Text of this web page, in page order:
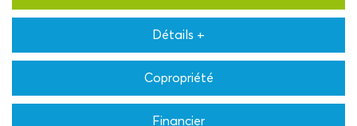
Détails +
Copropriété
Financier